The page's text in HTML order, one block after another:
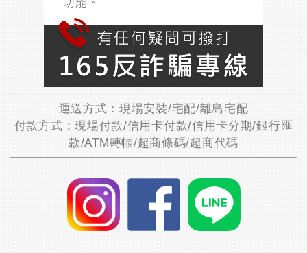
運送方式：現場安裝/宅配/離島宅配
付款方式：現場付款/信用卡付款/信用卡分期/銀行匯
款/ATM轉帳/超商條碼/超商代碼